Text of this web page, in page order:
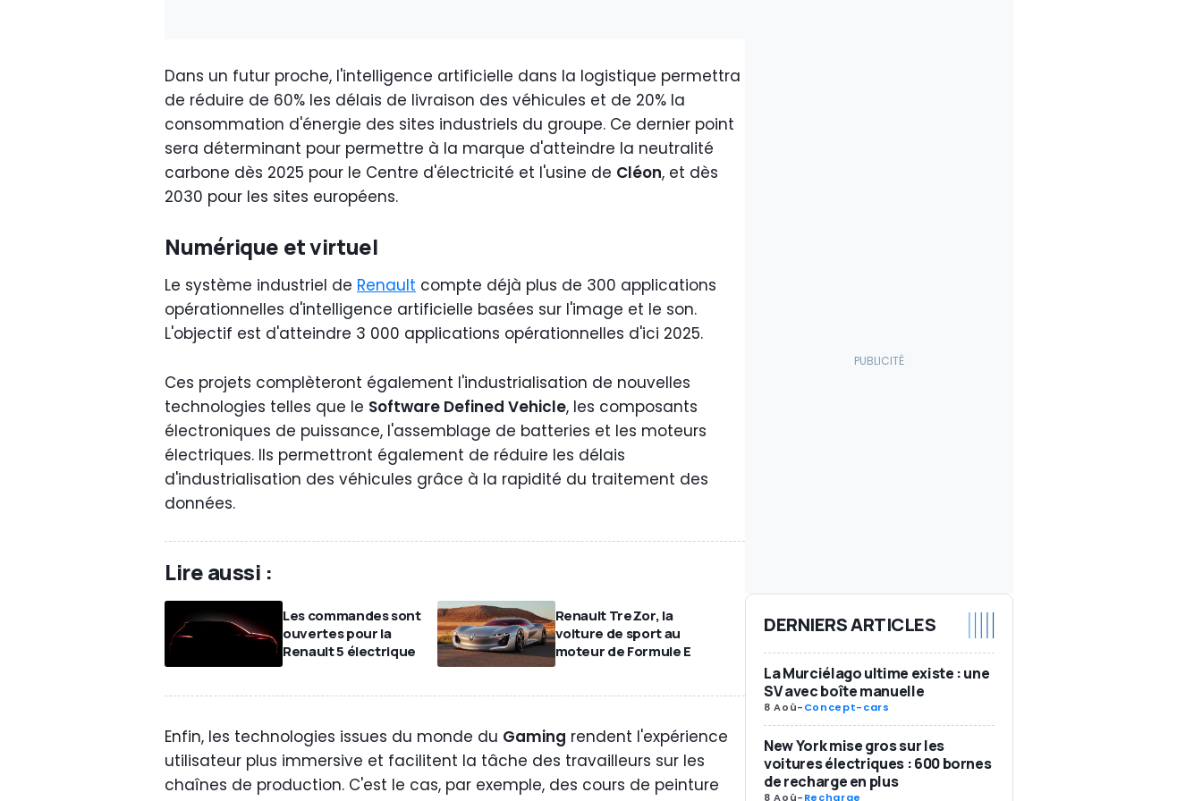
Dans un futur proche, l'intelligence artificielle dans la logistique permettra
de réduire de 60% les délais de livraison des véhicules et de 20% la
consommation d'énergie des sites industriels du groupe. Ce dernier point
sera déterminant pour permettre à la marque d'atteindre la neutralité
carbone dès 2025 pour le Centre d'électricité et l'usine de Cléon, et dès
2030 pour les sites européens.
Numérique et virtuel
Le système industriel de Renault compte déjà plus de 300 applications
opérationnelles d'intelligence artificielle basées sur l'image et le son.
L'objectif est d'atteindre 3 000 applications opérationnelles d'ici 2025.
Ces projets complèteront également l'industrialisation de nouvelles
technologies telles que le Software Defined Vehicle, les composants
électroniques de puissance, l'assemblage de batteries et les moteurs
électriques. Ils permettront également de réduire les délais
d'industrialisation des véhicules grâce à la rapidité du traitement des
données.
Lire aussi :
Les commandes sont
ouvertes pour la
Renault 5 électrique
Renault TreZor, la
voiture de sport au
moteur de Formule E
Enfin, les technologies issues du monde du Gaming rendent l'expérience
utilisateur plus immersive et facilitent la tâche des travailleurs sur les
chaînes de production. C'est le cas, par exemple, des cours de peinture
DERNIERS ARTICLES
La Murciélago ultime existe : une
SV avec boîte manuelle
8 Aoû-Concept-cars
New York mise gros sur les
voitures électriques : 600 bornes
de recharge en plus
8 Aoû-Recharge